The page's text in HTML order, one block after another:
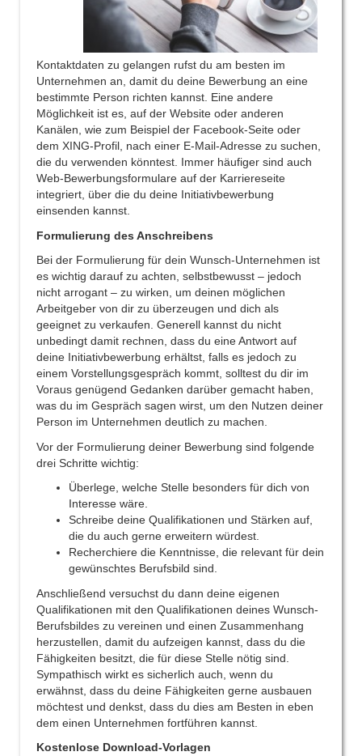
Kontaktdaten zu gelangen rufst du am besten im
Unternehmen an, damit du deine Bewerbung an eine
bestimmte Person richten kannst. Eine andere
Möglichkeit ist es, auf der Website oder anderen
Kanälen, wie zum Beispiel der Facebook-Seite oder
dem XING-Profil, nach einer E-Mail-Adresse zu suchen,
die du verwenden könntest. Immer häufiger sind auch
Web-Bewerbungsformulare auf der Karriereseite
integriert, über die du deine Initiativbewerbung
einsenden kannst.
Formulierung des Anschreibens
Bei der Formulierung für dein Wunsch-Unternehmen ist
es wichtig darauf zu achten, selbstbewusst – jedoch
nicht arrogant – zu wirken, um deinen möglichen
Arbeitgeber von dir zu überzeugen und dich als
geeignet zu verkaufen. Generell kannst du nicht
unbedingt damit rechnen, dass du eine Antwort auf
deine Initiativbewerbung erhältst, falls es jedoch zu
einem Vorstellungsgespräch kommt, solltest du dir im
Voraus genügend Gedanken darüber gemacht haben,
was du im Gespräch sagen wirst, um den Nutzen deiner
Person im Unternehmen deutlich zu machen.
Vor der Formulierung deiner Bewerbung sind folgende
drei Schritte wichtig:
Überlege, welche Stelle besonders für dich von
Interesse wäre.
Schreibe deine Qualifikationen und Stärken auf,
die du auch gerne erweitern würdest.
Recherchiere die Kenntnisse, die relevant für dein
gewünschtes Berufsbild sind.
Anschließend versuchst du dann deine eigenen
Qualifikationen mit den Qualifikationen deines Wunsch-
Berufsbildes zu vereinen und einen Zusammenhang
herzustellen, damit du aufzeigen kannst, dass du die
Fähigkeiten besitzt, die für diese Stelle nötig sind.
Sympathisch wirkt es sicherlich auch, wenn du
erwähnst, dass du deine Fähigkeiten gerne ausbauen
möchtest und denkst, dass du dies am Besten in eben
dem einen Unternehmen fortführen kannst.
Kostenlose Download-Vorlagen